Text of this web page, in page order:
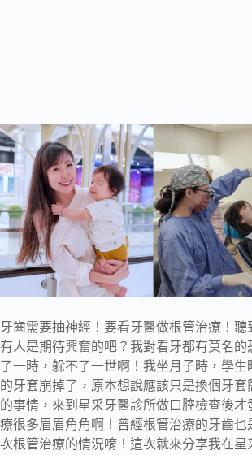
牙齒需要抽神經！要看牙醫做根管治療！聽
有人是期待興奮的吧？我對看牙都有莫名的
了一時，躲不了一世啊！我坐月子時，學生
的牙套崩掉了，原本想說應該只是換個牙套
的事情，來到星采牙醫診所做口腔檢查後才
療很多眉眉角角啊！曾經根管治療的牙齒也
次根管治療的情況唷！這次就來分享我在星